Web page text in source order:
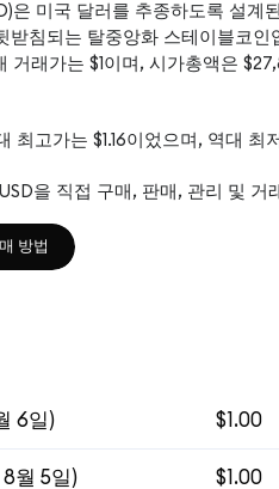
은 미국 달러를 추종하도록 설계
받침되는 탈중앙화 스테이블코인
거래가는 $1이며, 시가총액은
최고가는 $1.16이었으며, 역대 최
을 직접 구매, 판매, 관리 및 거
방법
6일) $1.00
월 5일) $1.00